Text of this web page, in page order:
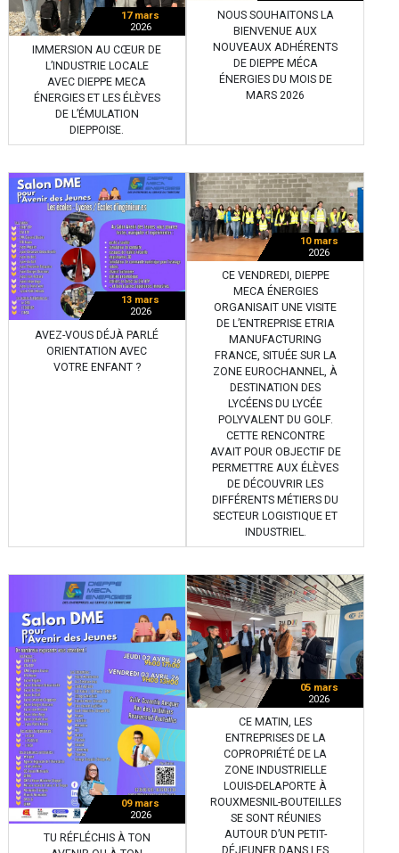
17 mars
2026
IMMERSION AU CŒUR DE
L’INDUSTRIE LOCALE
AVEC DIEPPE MECA
ÉNERGIES ET LES ÉLÈVES
DE L’ÉMULATION
DIEPPOISE.
NOUS SOUHAITONS LA
BIENVENUE AUX
NOUVEAUX ADHÉRENTS
DE DIEPPE MÉCA
ÉNERGIES DU MOIS DE
MARS 2026
13 mars
2026
AVEZ-VOUS DÉJÀ PARLÉ
ORIENTATION AVEC
VOTRE ENFANT ?
10 mars
2026
CE VENDREDI, DIEPPE
MECA ÉNERGIES
ORGANISAIT UNE VISITE
DE L’ENTREPRISE ETRIA
MANUFACTURING
FRANCE, SITUÉE SUR LA
ZONE EUROCHANNEL, À
DESTINATION DES
LYCÉENS DU LYCÉE
POLYVALENT DU GOLF.
CETTE RENCONTRE
AVAIT POUR OBJECTIF DE
PERMETTRE AUX ÉLÈVES
DE DÉCOUVRIR LES
DIFFÉRENTS MÉTIERS DU
SECTEUR LOGISTIQUE ET
INDUSTRIEL.
09 mars
2026
TU RÉFLÉCHIS À TON
05 mars
2026
CE MATIN, LES
ENTREPRISES DE LA
COPROPRIÉTÉ DE LA
ZONE INDUSTRIELLE
LOUIS-DELAPORTE À
ROUXMESNIL-BOUTEILLES
SE SONT RÉUNIES
AUTOUR D’UN PETIT-
DÉJEUNER DANS LES